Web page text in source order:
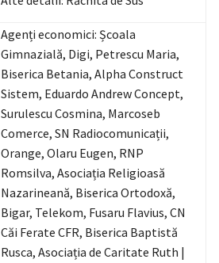
Agenți economici: Școala
Gimnazială, Digi, Petrescu Maria,
Biserica Betania, Alpha Construct
Sistem, Eduardo Andrew Concept,
Surulescu Cosmina, Marcoseb
Comerce, SN Radiocomunicații,
Orange, Olaru Eugen, RNP
Romsilva, Asociația Religioasă
Nazarineană, Biserica Ortodoxă,
Bigar, Telekom, Fusaru Flavius, CN
Căi Ferate CFR, Biserica Baptistă
Rusca, Asociația de Caritate Ruth |